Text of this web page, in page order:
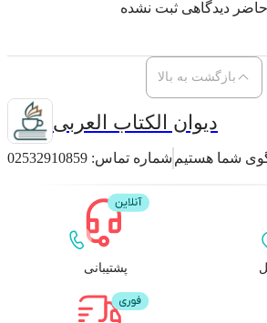
دیوان الکتاب العربی
شماره تماس: 02532910859 شما هستیم
بازگشت به بالا
پشتیبانی